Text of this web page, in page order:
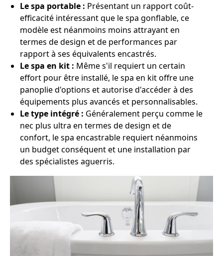
Le spa portable : Présentant un rapport coût-
efficacité intéressant que le spa gonflable, ce
modèle est néanmoins moins attrayant en
termes de design et de performances par
rapport à ses équivalents encastrés.
Le spa en kit : Même s'il requiert un certain
effort pour être installé, le spa en kit offre une
panoplie d'options et autorise d'accéder à des
équipements plus avancés et personnalisables.
Le type intégré : Généralement perçu comme le
nec plus ultra en termes de design et de
confort, le spa encastrable requiert néanmoins
un budget conséquent et une installation par
des spécialistes aguerris.